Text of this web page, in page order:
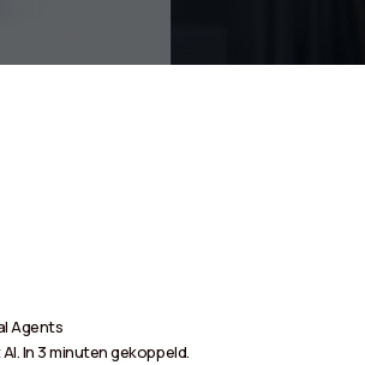
Agents
In 3 minuten gekoppeld.